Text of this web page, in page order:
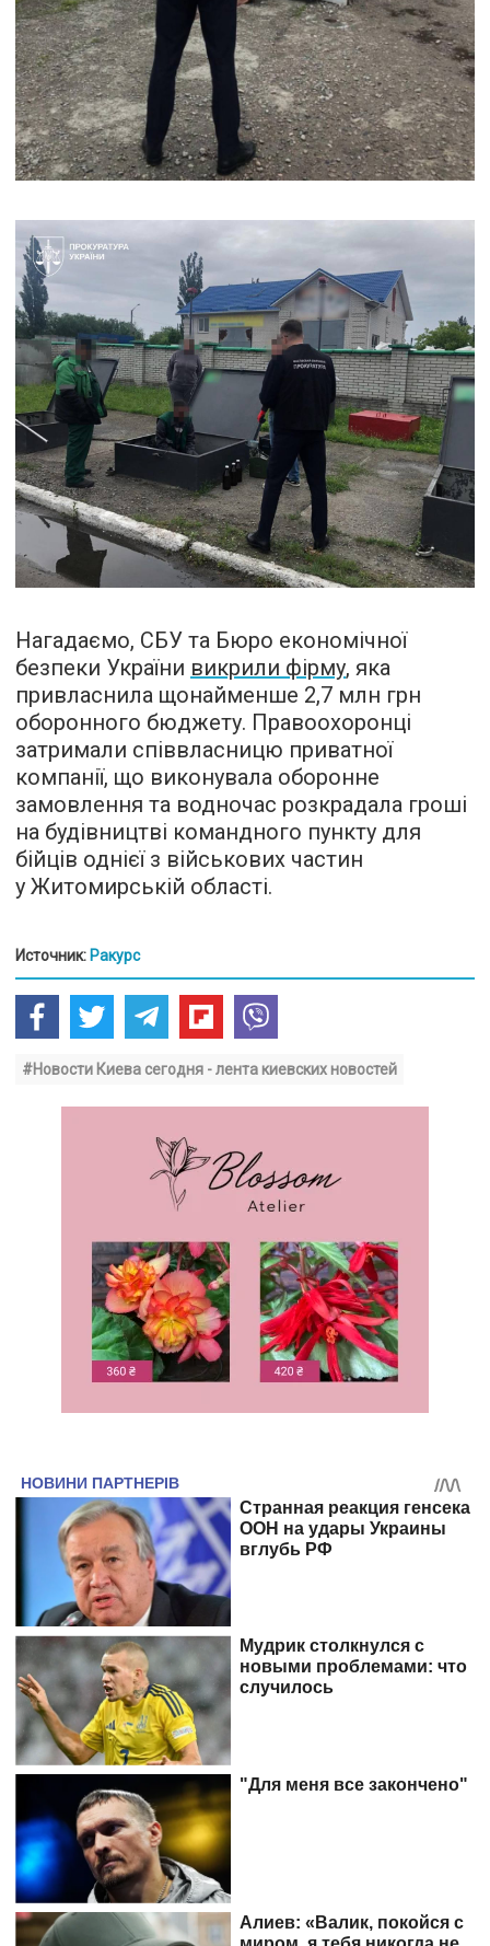
Нагадаємо, СБУ та Бюро економічної
безпеки України викрили фірму, яка
привласнила щонайменше 2,7 млн грн
оборонного бюджету. Правоохоронці
затримали співвласницю приватної
компанії, що виконувала оборонне
замовлення та водночас розкрадала гроші
на будівництві командного пункту для
бійців однієї з військових частин
у Житомирській області.
Источник: Ракурс
#Новости Киева сегодня - лента киевских новостей